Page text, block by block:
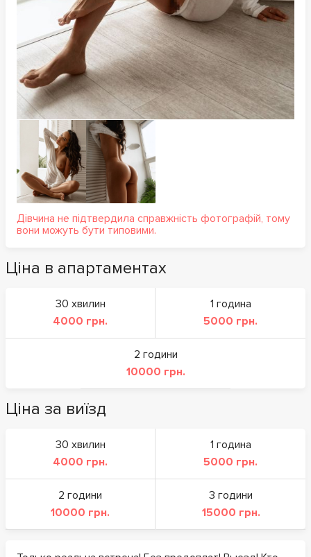
Дівчина не підтвердила справжність фотографій, тому
вони можуть бути типовими.
Ціна в апартаментах
30 хвилин
4000 грн.
1 година
5000 грн.
2 години
10000 грн.
Ціна за виїзд
30 хвилин
4000 грн.
1 година
5000 грн.
2 години
10000 грн.
3 години
15000 грн.